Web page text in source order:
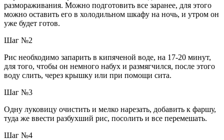
размораживания. Можно подготовить все заранее, для этого
можно оставить его в холодильном шкафу на ночь, и утром он
уже будет готов.
Шаг №2
Рис необходимо запарить в кипяченой воде, на 17-20 минут,
для того, чтобы он немного набух и размягчился, после этого
воду слить, через крышку или при помощи сита.
Шаг №3
Одну луковицу очистить и мелко нарезать, добавить к фаршу,
туда же ввести разбухший рис, посолить и все перемешать.
Шаг №4